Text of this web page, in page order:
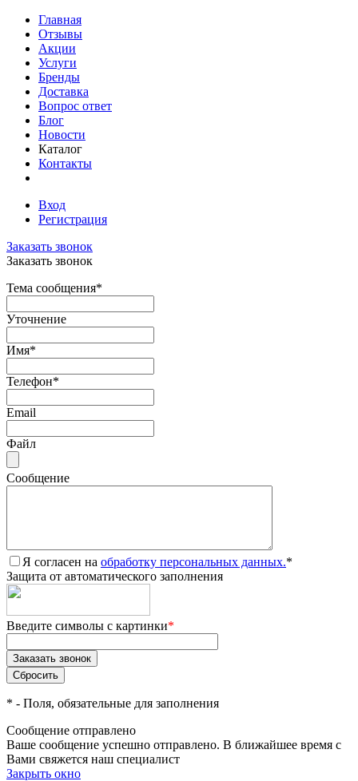
Главная
Отзывы
Акции
Услуги
Бренды
Доставка
Вопрос ответ
Блог
Новости
Каталог
Контакты
Вход
Регистрация
Заказать звонок
Заказать звонок
Тема сообщения*
Уточнение
Имя*
Телефон*
Email
Файл
Сообщение
Я согласен на обработку персональных данных.*
Защита от автоматического заполнения
Введите символы с картинки*
* - Поля, обязательные для заполнения
Сообщение отправлено
Ваше сообщение успешно отправлено. В ближайшее время с
Вами свяжется наш специалист
Закрыть окно